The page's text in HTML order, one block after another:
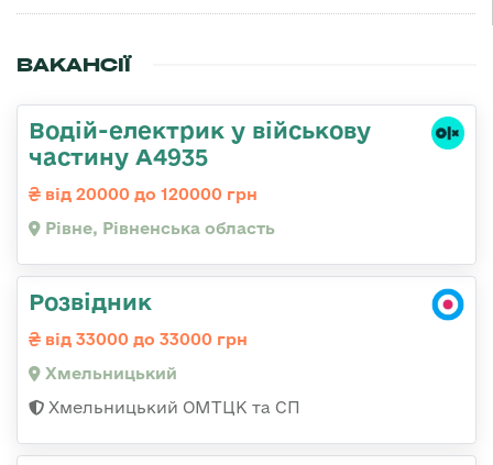
ВАКАНСІЇ
Водій-електрик у військову
частину А4935
від 20000 до 120000 грн
Рівне, Рівненська область
Розвідник
від 33000 до 33000 грн
Хмельницький
Хмельницький ОМТЦК та СП